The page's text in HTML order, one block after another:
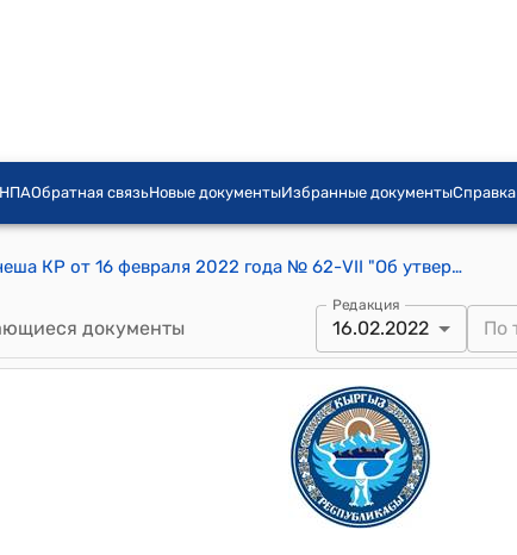
НПАОбратная связьНовые документыИзбранные документыСправка
Постановление Жогорку Кенеша КР от 16 февраля 2022 года № 62-VII "Об утверждении повестки дня заседания Жогорку Кенеша Кыргызской Республики 16 февраля 2022 года"
документы
Редакция
16.02.2022